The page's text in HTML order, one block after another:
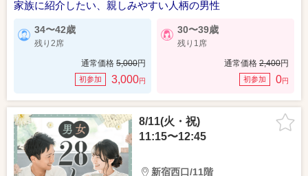
家族に紹介したい、親しみやすい人柄の男性
34〜42歳
残り2席
通常価格 5,000円
初参加 3,000円
30〜39歳
残り1席
通常価格 2,400円
初参加 0円
8/11(火・祝)
11:15〜12:45
新宿西口/11階